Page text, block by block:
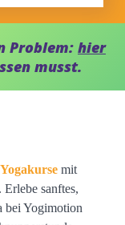
Problem: hier
musst.
mit
sanftes,
bei Yogimotion